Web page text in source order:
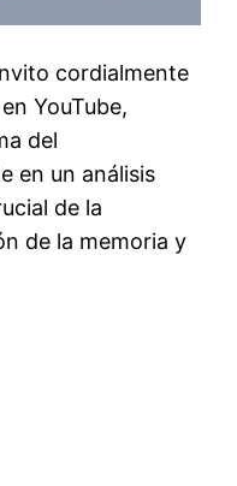
cordialmente
YouTube,
del
en un análisis
de la
de la memoria y